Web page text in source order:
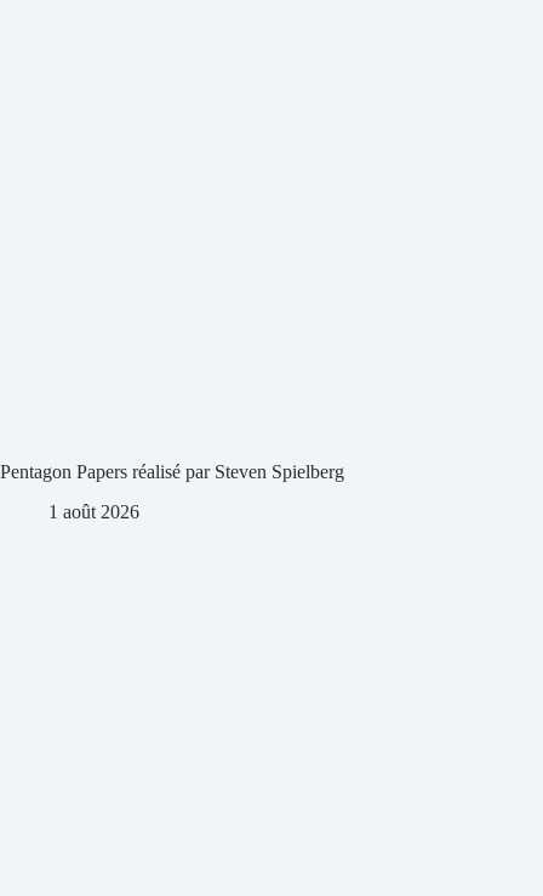
Pentagon Papers réalisé par Steven Spielberg
1 août 2026